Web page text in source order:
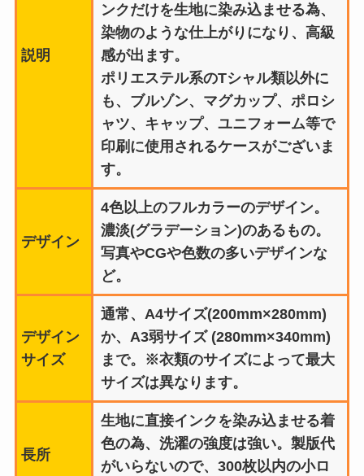
説明
ンクだけを生地に染み込ませる為、
染物のような仕上がりになり、高級
感が出ます。
ポリエステル系のTシャル類以外に
も、ブルゾン、マグカップ、ポロシ
ャツ、キャップ、ユニフォーム等で
印刷に使用されるケースがございま
す。
デザイン
4色以上のフルカラーのデザイン。
濃淡(グラデーション)のあるもの。
写真やCGや色数の多いデザインな
ど。
デザイン
サイズ
通常、A4サイズ(200mm×280mm)
か、A3弱サイズ (280mm×340mm)
まで。※衣類のサイズによって最大
サイズは異なります。
長所
生地に直接インクを染み込ませる着
色の為、洗濯の強度は強い。製版代
がいらないので、300枚以内の小ロ